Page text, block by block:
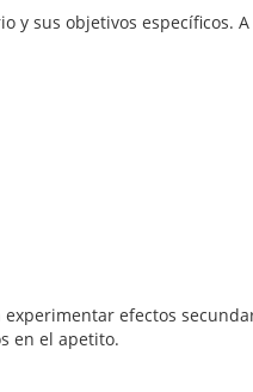
y sus objetivos específicos.
efectos
en el apetito.